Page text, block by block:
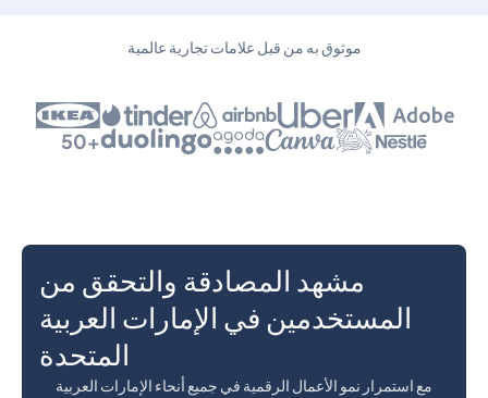
موثوق به من قبل علامات تجارية عالمية
+50
مشهد المصادقة والتحقق من
المستخدمين في الإمارات العربية
المتحدة
مع استمرار نمو الأعمال الرقمية في جميع أنحاء الإمارات العربية